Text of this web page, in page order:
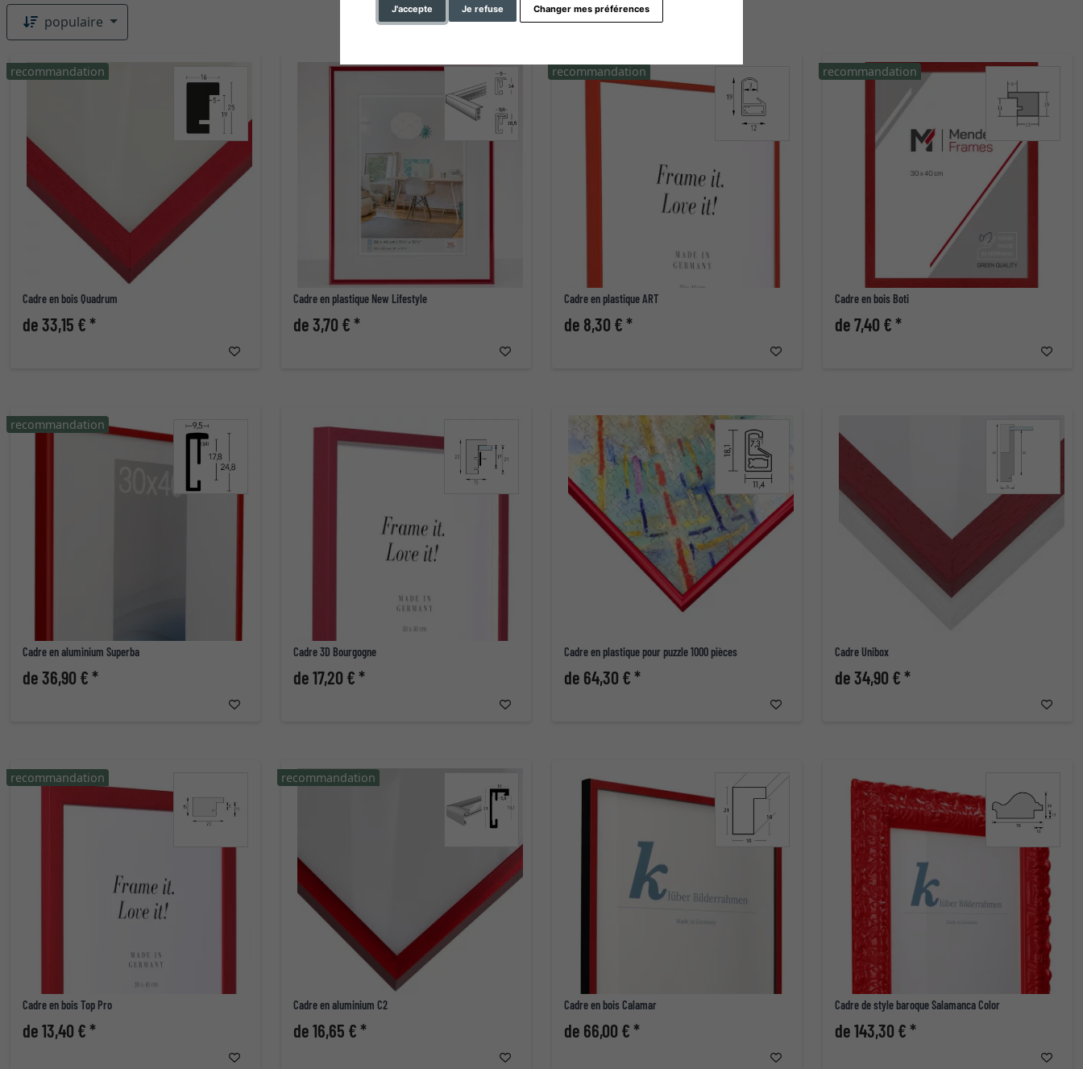
J'accepte Je refuse Changer mes préférences
populaire
Cadre en bois Quadrum
de 33,15 € *
recommandation
Cadre en plastique New Lifestyle
de 3,70 € *
Cadre en plastique ART
de 8,30 € *
recommandation
Cadre en bois Boti
de 7,40 € *
recommandation
Cadre en aluminium Superba
de 36,90 € *
recommandation
Cadre 3D Bourgogne
de 17,20 € *
Cadre en plastique pour puzzle 1000 pièces
de 64,30 € *
Cadre Unibox
de 34,90 € *
Cadre en bois Top Pro
de 13,40 € *
recommandation
Cadre en aluminium C2
de 16,65 € *
recommandation
Cadre en bois Calamar
de 66,00 € *
Cadre de style baroque Salamanca Color
de 143,30 € *